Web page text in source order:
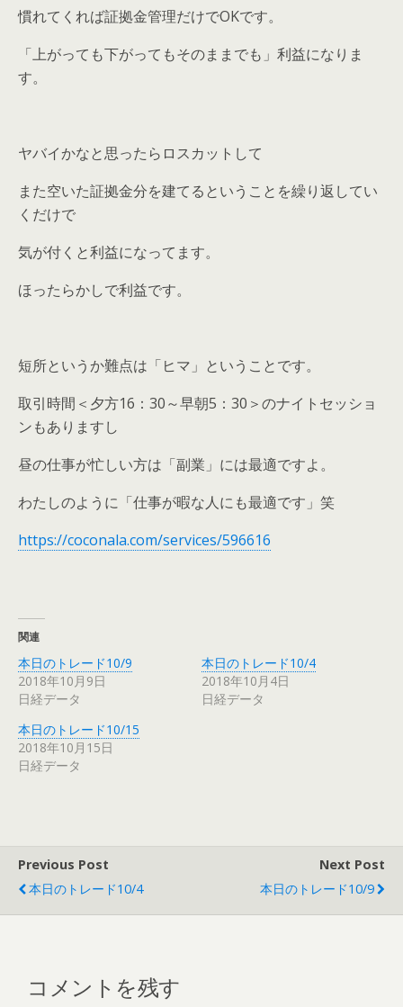
慣れてくれば証拠金管理だけでOKです。
「上がっても下がってもそのままでも」利益になりま
す。
ヤバイかなと思ったらロスカットして
また空いた証拠金分を建てるということを繰り返してい
くだけで
気が付くと利益になってます。
ほったらかしで利益です。
短所というか難点は「ヒマ」ということです。
取引時間＜夕方16：30～早朝5：30＞のナイトセッショ
ンもありますし
昼の仕事が忙しい方は「副業」には最適ですよ。
わたしのように「仕事が暇な人にも最適です」笑
https://coconala.com/services/596616
関連
本日のトレード10/9
2018年10月9日
日経データ
本日のトレード10/4
2018年10月4日
日経データ
本日のトレード10/15
2018年10月15日
日経データ
Previous Post
本日のトレード10/4
Next Post
本日のトレード10/9
コメントを残す